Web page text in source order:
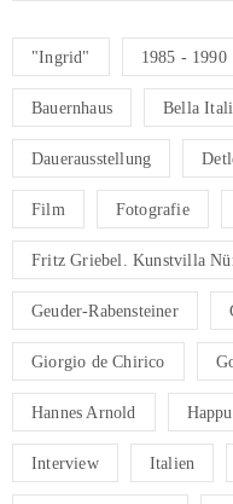
"Ingrid" 1985 - 1990
Bauernhaus Bella
Dauerausstellung
Film Fotografie
Fritz Griebel. Kunstvilla
Geuder-Rabensteiner
Giorgio de Chirico
Hannes Arnold
Interview Italien